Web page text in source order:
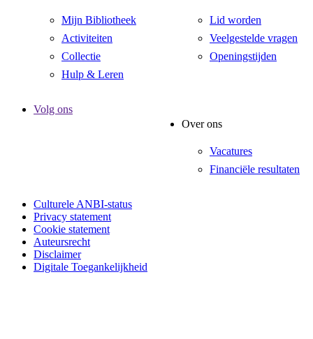
Mijn Bibliotheek
Activiteiten
Collectie
Hulp & Leren
Lid worden
Veelgestelde vragen
Openingstijden
Volg ons
Over ons
Vacatures
Financiële resultaten
Culturele ANBI-status
Privacy statement
Cookie statement
Auteursrecht
Disclaimer
Digitale Toegankelijkheid